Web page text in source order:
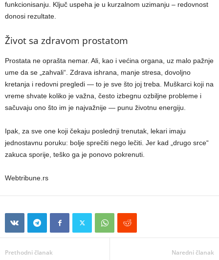
funkcionisanju. Ključ uspeha je u kurzalnom uzimanju – redovnost
donosi rezultate.
Život sa zdravom prostatom
Prostata ne oprašta nemar. Ali, kao i većina organa, uz malo pažnje
ume da se „zahvali“. Zdrava ishrana, manje stresa, dovoljno
kretanja i redovni pregledi — to je sve što joj treba. Muškarci koji na
vreme shvate koliko je važna, često izbegnu ozbiljne probleme i
sačuvaju ono što im je najvažnije — punu životnu energiju.
Ipak, za sve one koji čekaju poslednji trenutak, lekari imaju
jednostavnu poruku: bolje sprečiti nego lečiti. Jer kad „drugo srce“
zakuca sporije, teško ga je ponovo pokrenuti.
Webtribune.rs
Prethodni članak Naredni članak